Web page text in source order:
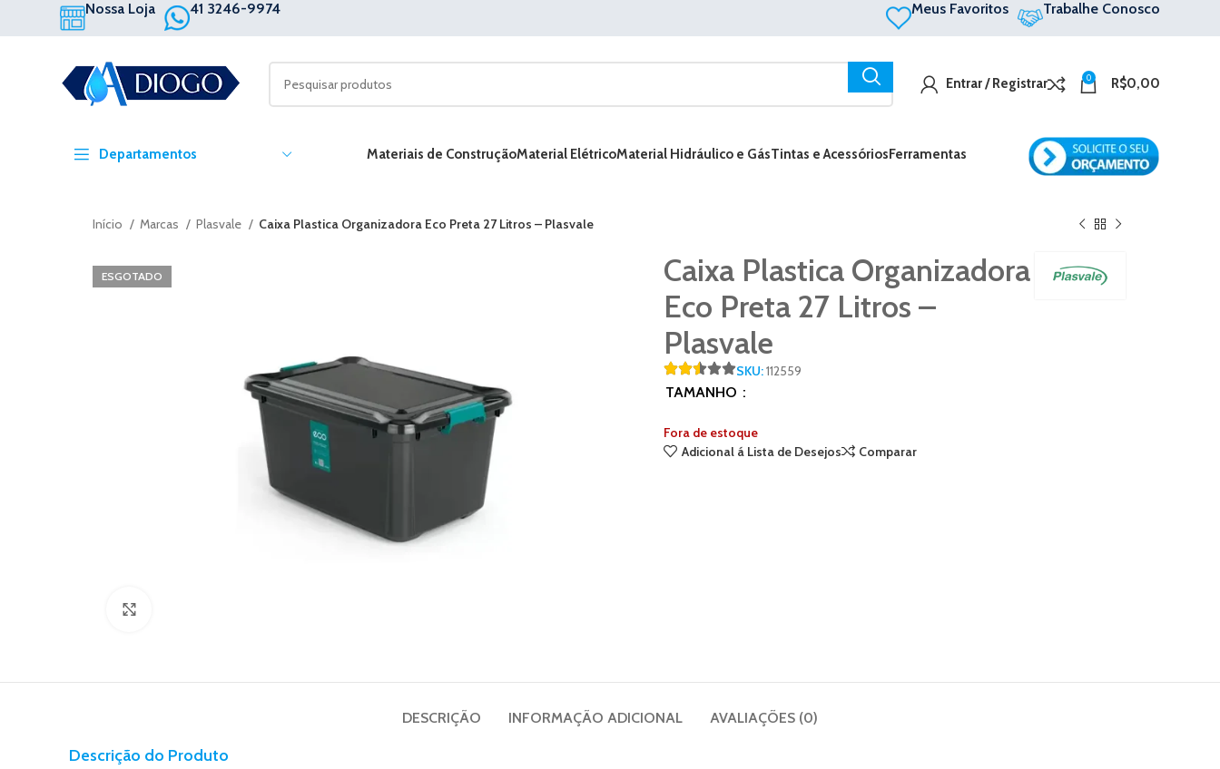
Nossa Loja 41 3246-9974 Meus Favoritos Trabalhe Conosco
Entrar / Registrar 0 R$0,00
Departamentos Materiais de ConstruçãoMaterial ElétricoMaterial Hidráulico e GásTintas e AcessóriosFerramentas
Início Marcas Plasvale Caixa Plastica Organizadora Eco Preta 27 Litros – Plasvale
ESGOTADO
Caixa Plastica Organizadora
Eco Preta 27 Litros –
Plasvale
SKU:112559
TAMANHO
Fora de estoque
Adicional á Lista de Desejos
Comparar
DESCRIÇÃO INFORMAÇÃO ADICIONAL AVALIAÇÕES (0)
Descrição do Produto